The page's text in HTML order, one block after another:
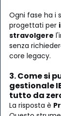
Ogni fase ha i
progettati per
stravolgere
senza
core legacy.
3. Come si
gestionale
tutto da
La risposta è